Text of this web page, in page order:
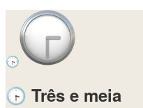
🕞
🕞 Três e meia